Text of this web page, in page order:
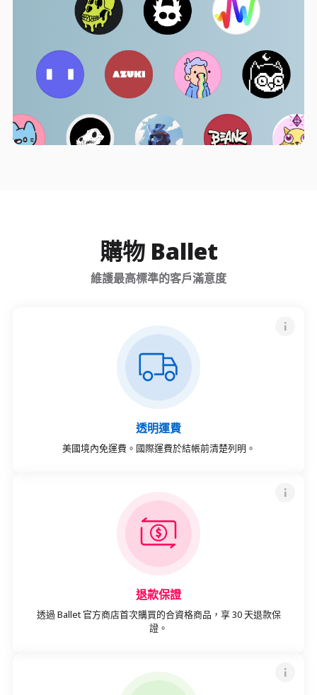
購物 Ballet
維護最高標準的客戶滿意度
透明運費
美國境內免運費。國際運費於結帳前清楚列明。
退款保證
透過 Ballet 官方商店首次購買的合資格商品，享 30 天退款保
證。